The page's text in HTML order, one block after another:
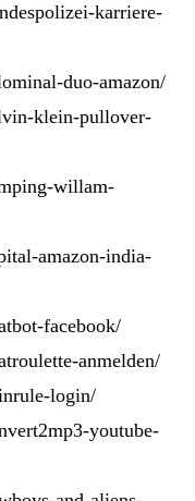
karriere-
duo-amazon/
klein-pullover-
willam-
amazon-india-
facebook/
anmelden/
login/
youtube-